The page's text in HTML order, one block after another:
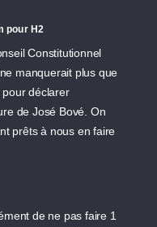
pour H2
Constitutionnel
manquerait plus que
déclarer
de José Bové. On
prêts à nous en faire
de ne pas faire 1